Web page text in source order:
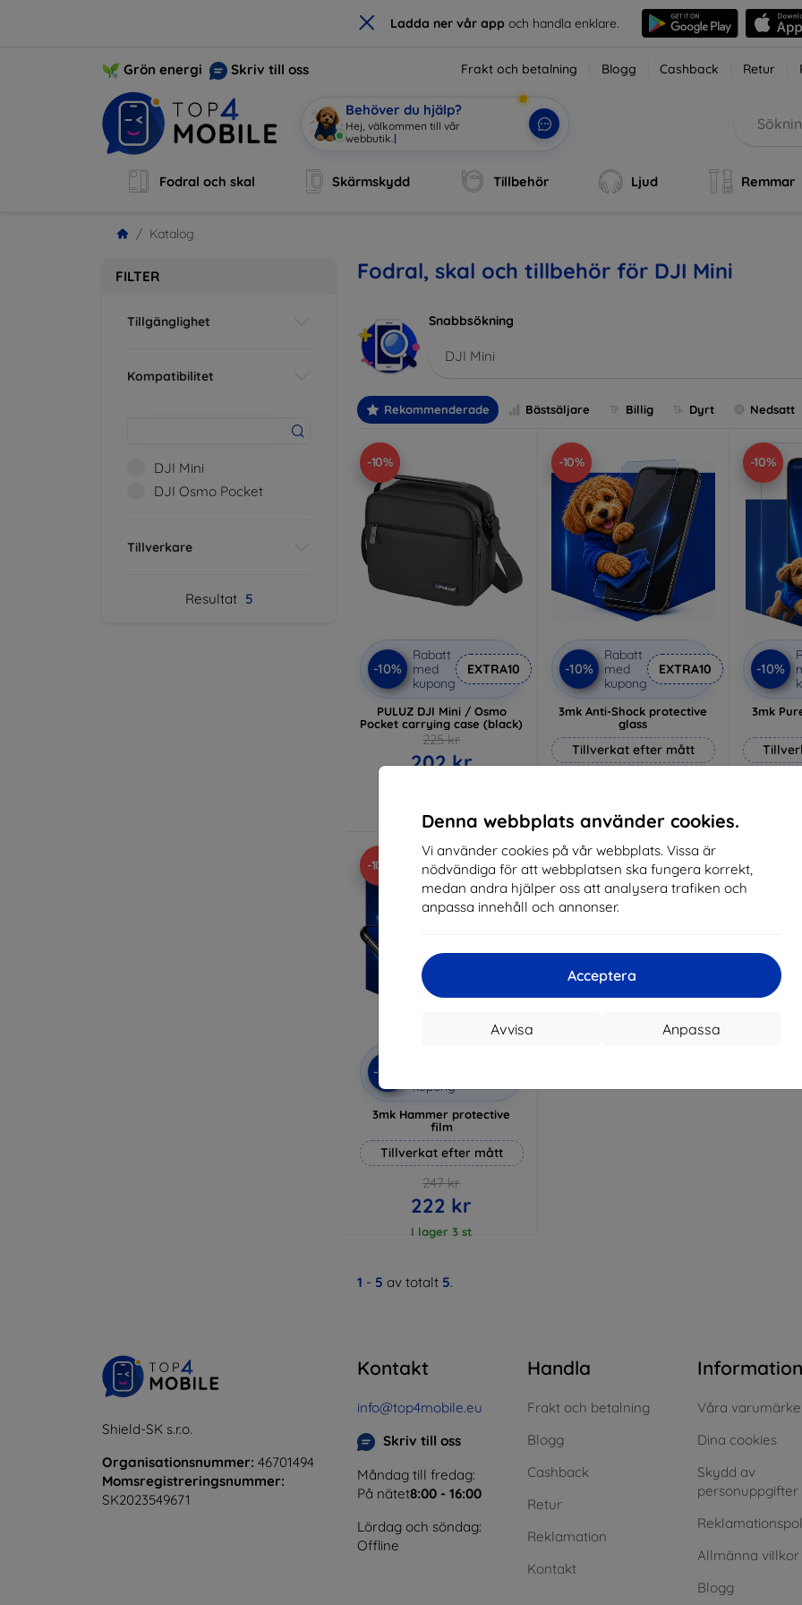
× Ladda ner vår app och handla enklare.
Denna webbplats använder cookies.
Vi använder cookies på vår webbplats. Vissa är
nödvändiga för att webbplatsen ska fungera korrekt,
medan andra hjälper oss att analysera trafiken och
anpassa innehåll och annonser.
Acceptera
Anpassa
Avvisa
Grön energi Skriv till oss Frakt och betalning Blogg Cashback Retur
Behöver du hjälp?
Hej, välkommen till vår we
Fodral och skal Skärmskydd Tillbehör Ljud Remmar
Katalog
FILTER
Tillgänglighet
Kompatibilitet
DJI Mini
DJI Osmo Pocket
Tillverkare
Resultat 5
Fodral, skal och tillbehör för DJI Mini
Snabbsökning
DJI Mini
Rekommenderade Bästsäljare Billig Dyrt Nedsatt
-10%
-10%
Rabatt
med
kupong
EXTRA10
PULUZ DJI Mini / Osmo
Pocket carrying case (black)
225 kr
202 kr
-10%
-10%
Rabatt
med
kupong
EXTRA10
3mk Anti-Shock protective
glass
Tillverkat efter mått
I lager > 5 st
-10%
-10%
3mk
I
-10%
-10%
kupong
3mk Hammer protective
film
Tillverkat efter mått
247 kr
222 kr
I lager 3 st
1 - 5 av totalt 5.
Shield-SK s.r.o.
Organisationsnummer: 46701494
Momsregistreringsnummer:
SK2023549671
Kontakt
info@top4mobile.eu
Skriv till oss
Måndag till fredag:
På nätet8:00 - 16:00
Lördag och söndag:
Offline
Handla
Frakt och betalning
Blogg
Cashback
Retur
Reklamation
Kontakt
Information
Våra
Dina cookies
Skydd av
personuppgifter
Allmänna villkor
Blogg